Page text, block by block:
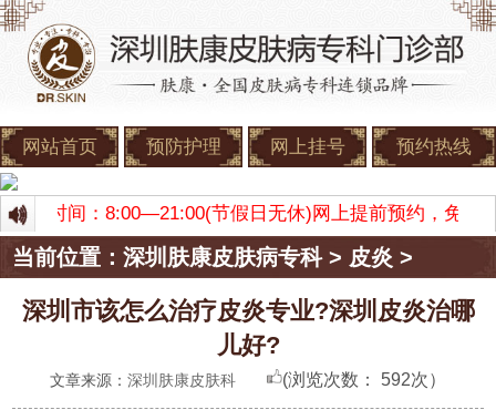
网站首页 预防护理 网上挂号 预约热线
门诊时间：8:00—21:00(节假日无休)网上提前预约，免排
当前位置：深圳肤康皮肤病专科> 皮炎 >
深圳市该怎么治疗皮炎专业?深圳皮炎治哪
儿好?
文章来源： 深圳肤康皮肤科 (浏览次数： 592次）